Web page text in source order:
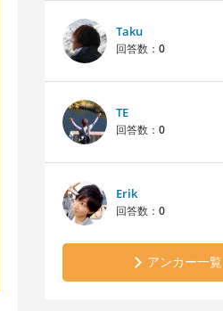
Taku
回答数： 0
TE
回答数： 0
Erik
回答数： 0
アンカー一覧